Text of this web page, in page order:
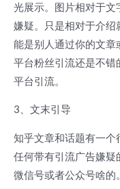
光展示。图片相对于
嫌疑。只是相对于介绍
能是别人通过你的文
平台粉丝引流还是不错
平台引流。
3、文末引导
知乎文章和话题有一
任何带有引流广告嫌疑
微信号或者公众号啥的。